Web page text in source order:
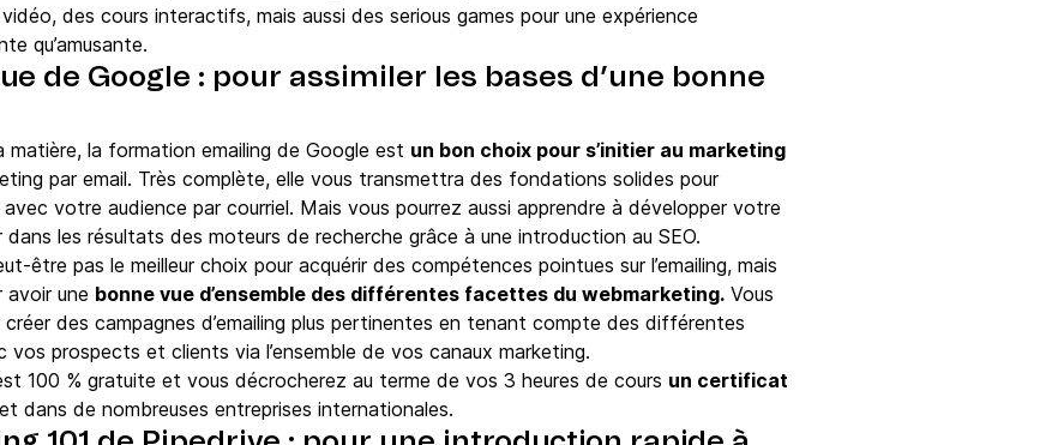
des cours interactifs, mais aussi des serious games pour une expérience
qu’amusante.
de Google : pour assimiler les bases d’une bonne
matière, la formation emailing de Google est un bon choix pour s’initier au marketing
par email. Très complète, elle vous transmettra des fondations solides pour
votre audience par courriel. Mais vous pourrez aussi apprendre à développer votre
les résultats des moteurs de recherche grâce à une introduction au SEO.
être pas le meilleur choix pour acquérir des compétences pointues sur l’emailing, mais
avoir une bonne vue d’ensemble des différentes facettes du webmarketing. Vous
des campagnes d’emailing plus pertinentes en tenant compte des différentes
prospects et clients via l’ensemble de vos canaux marketing.
100 % gratuite et vous décrocherez au terme de vos 3 heures de cours un certificat
et dans de nombreuses entreprises internationales.